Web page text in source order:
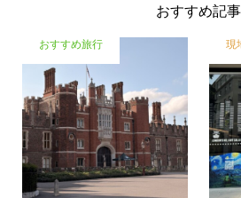
おすすめ記事
おすすめ旅行 現